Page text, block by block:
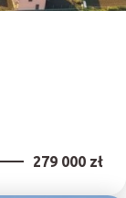
279 000 zł